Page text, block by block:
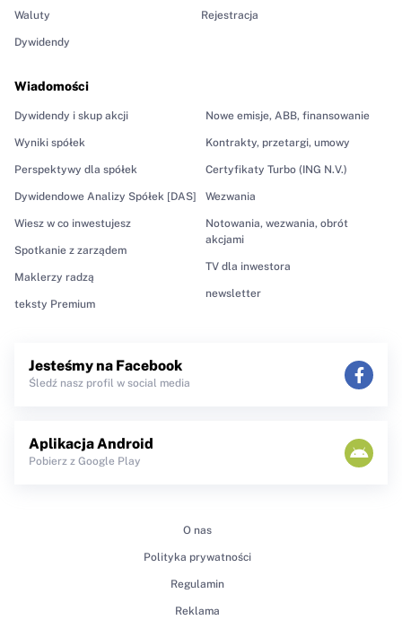
Waluty
Dywidendy
Wiadomości
Dywidendy i skup akcji
Wyniki spółek
Perspektywy dla spółek
Dywidendowe Analizy Spółek [DAS]
Wiesz w co inwestujesz
Spotkanie z zarządem
Maklerzy radzą
teksty Premium
Nowe emisje, ABB, finansowanie
Kontrakty, przetargi, umowy
Certyfikaty Turbo (ING N.V.)
Wezwania
Notowania, wezwania, obrót
akcjami
TV dla inwestora
newsletter
Rejestracja
Jesteśmy na Facebook
Śledź nasz profil w social media
Aplikacja Android
Pobierz z Google Play
O nas
Polityka prywatności
Regulamin
Reklama